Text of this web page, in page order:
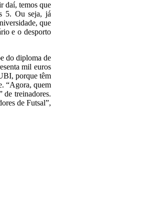
daí, temos que
5. Ou seja, já
que
e o desporto
do diploma de
mil euros
porque têm
“Agora, quem
de treinadores.
de Futsal”,